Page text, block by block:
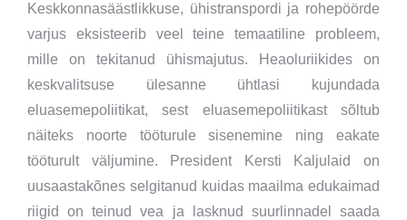
Keskkonnasäästlikkuse, ühistranspordi ja rohepöörde
varjus eksisteerib veel teine temaatiline probleem,
mille on tekitanud ühismajutus. Heaoluriikides on
keskvalitsuse ülesanne ühtlasi kujundada
eluasemepoliitikat, sest eluasemepoliitikast sõltub
näiteks noorte tööturule sisenemine ning eakate
tööturult väljumine. President Kersti Kaljulaid on
uusaastakõnes selgitanud kuidas maailma edukaimad
riigid on teinud vea ja lasknud suurlinnadel saada